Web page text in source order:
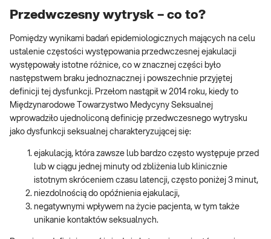
Przedwczesny wytrysk – co to?
Pomiędzy wynikami badań epidemiologicznych mających na celu
ustalenie częstości występowania przedwczesnej ejakulacji
występowały istotne różnice, co w znacznej części było
następstwem braku jednoznacznej i powszechnie przyjętej
definicji tej dysfunkcji. Przełom nastąpił w 2014 roku, kiedy to
Międzynarodowe Towarzystwo Medycyny Seksualnej
wprowadziło ujednoliconą definicję przedwczesnego wytrysku
jako dysfunkcji seksualnej charakteryzującej się:
ejakulacją, która zawsze lub bardzo często występuje przed
lub w ciągu jednej minuty od zbliżenia lub klinicznie
istotnym skróceniem czasu latencji, często poniżej 3 minut,
niezdolnością do opóźnienia ejakulacji,
negatywnymi wpływem na życie pacjenta, w tym także
unikanie kontaktów seksualnych.